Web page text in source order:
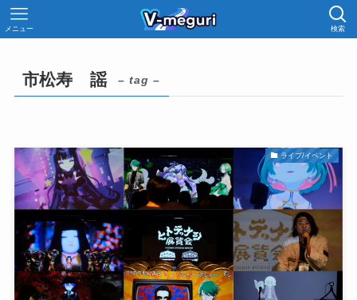
検索
メニュー
市松寿ゞ謡 – tag –
ライブ/イベント